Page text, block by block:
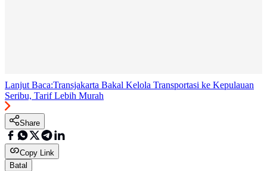
Lanjut Baca:Transjakarta Bakal Kelola Transportasi ke Kepulauan
Seribu, Tarif Lebih Murah
Share
Copy Link
Batal